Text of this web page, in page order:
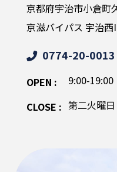
京都府宇治市小倉町
京滋バイパス 宇治西
0774-20-0013
OPEN :
9:00-19:00
CLOSE : 第二火曜